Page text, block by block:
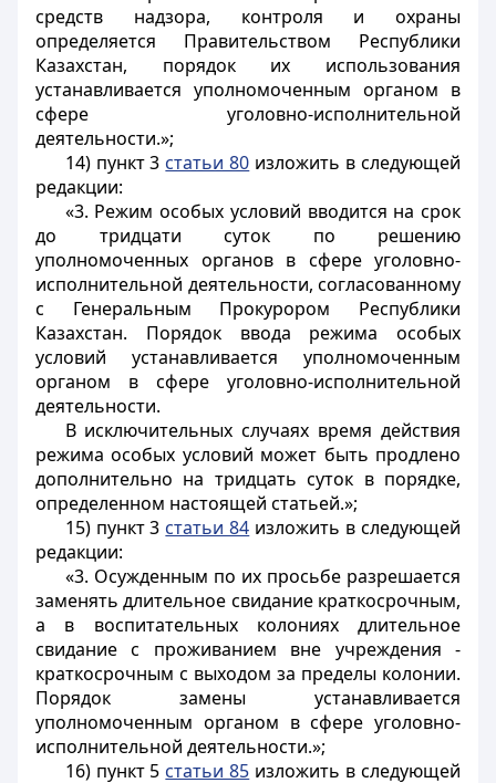
средств надзора, контроля и охраны
определяется Правительством Республики
Казахстан, порядок их использования
устанавливается уполномоченным органом в
сфере уголовно-исполнительной
деятельности.»;
14) пункт 3 статьи 80 изложить в следующей
редакции:
«3. Режим особых условий вводится на срок
до тридцати суток по решению
уполномоченных органов в сфере уголовно-
исполнительной деятельности, согласованному
с Генеральным Прокурором Республики
Казахстан. Порядок ввода режима особых
условий устанавливается уполномоченным
органом в сфере уголовно-исполнительной
деятельности.
В исключительных случаях время действия
режима особых условий может быть продлено
дополнительно на тридцать суток в порядке,
определенном настоящей статьей.»;
15) пункт 3 статьи 84 изложить в следующей
редакции:
«3. Осужденным по их просьбе разрешается
заменять длительное свидание краткосрочным,
а в воспитательных колониях длительное
свидание с проживанием вне учреждения -
краткосрочным с выходом за пределы колонии.
Порядок замены устанавливается
уполномоченным органом в сфере уголовно-
исполнительной деятельности.»;
16) пункт 5 статьи 85 изложить в следующей